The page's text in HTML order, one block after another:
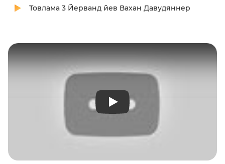
Товлама 3 Йeрванд йев Вахан Давудяннер